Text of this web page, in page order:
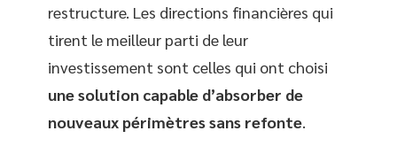
restructure. Les directions financières qui
tirent le meilleur parti de leur
investissement sont celles qui ont choisi
une solution capable d’absorber de
nouveaux périmètres sans refonte